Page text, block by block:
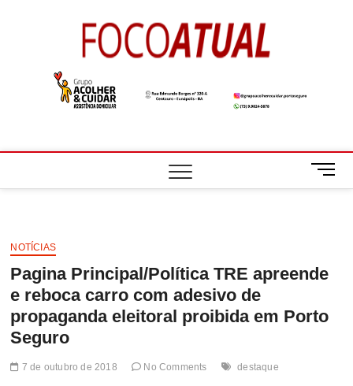
M
e
t
o
n
NOTÍCIAS
Pagina Principal/Política TRE apreende
e reboca carro com adesivo de
propaganda eleitoral proibida em Porto
Seguro
7 de outubro de 2018 No Comments destaque